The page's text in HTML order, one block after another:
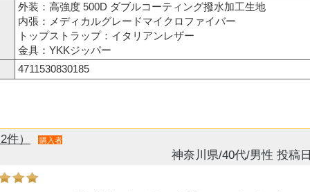
外装：高強度 500D ダブルコーティング撥水加工生地
内張：メディカルグレードマイクロファイバー
トップストラップ：イタリアンレザー
金具：YKKジッパー
4711530830185
） 購入者
神奈川県/40代/男性 投稿